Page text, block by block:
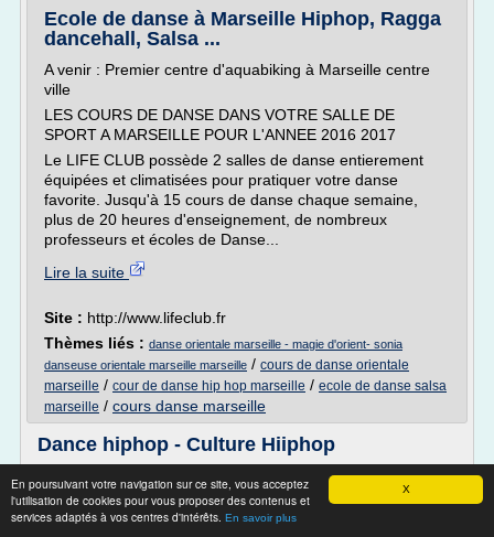
X
En poursuivant votre navigation sur ce site, vous acceptez
l'utilisation de cookies pour vous proposer des contenus et
services adaptés à vos centres d'intérêts. En savoir plus
Ecole de danse à Marseille Hiphop, Ragga
dancehall, Salsa ...
A venir : Premier centre d'aquabiking à Marseille centre
ville
LES COURS DE DANSE DANS VOTRE SALLE DE
SPORT A MARSEILLE POUR L'ANNEE 2016 2017
Le LIFE CLUB possède 2 salles de danse entierement
équipées et climatisées pour pratiquer votre danse
favorite. Jusqu'à 15 cours de danse chaque semaine,
plus de 20 heures d'enseignement, de nombreux
professeurs et écoles de Danse...
Lire la suite
Site : http://www.lifeclub.fr
Thèmes liés : danse orientale marseille - magie d'orient- sonia
danseuse orientale marseille marseille / cours de danse orientale
marseille / cour de danse hip hop marseille / ecole de danse salsa
marseille / cours danse marseille
Dance hiphop - Culture Hiiphop
Danse au sol, le break est le style emblématique de la
culture hip hop. Elle a été créée à New York et se